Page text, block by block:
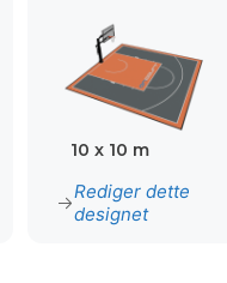
10 x 10 m
Rediger dette
designet